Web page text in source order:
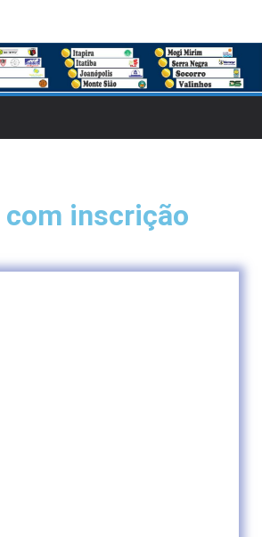
com inscrição